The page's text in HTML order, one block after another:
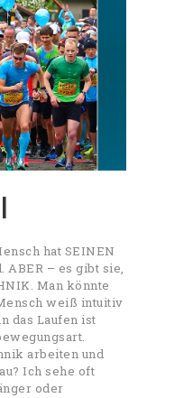
hat SEINEN
– es gibt sie,
Man könnte
weiß intuitiv
das Laufen ist
arbeiten und
Ich sehe oft
oder